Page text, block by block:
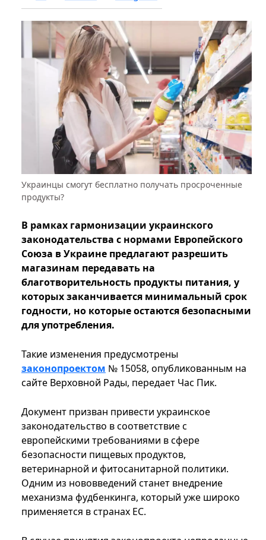
Украинцы смогут бесплатно получать просроченные
продукты?
В рамках гармонизации украинского
законодательства с нормами Европейского
Союза в Украине предлагают разрешить
магазинам передавать на
благотворительность продукты питания, у
которых заканчивается минимальный срок
годности, но которые остаются безопасными
для употребления.
Такие изменения предусмотрены
законопроектом № 15058, опубликованным на
сайте Верховной Рады, передает Час Пик.
Документ призван привести украинское
законодательство в соответствие с
европейскими требованиями в сфере
безопасности пищевых продуктов,
ветеринарной и фитосанитарной политики.
Одним из нововведений станет внедрение
механизма фудбенкинга, который уже широко
применяется в странах ЕС.